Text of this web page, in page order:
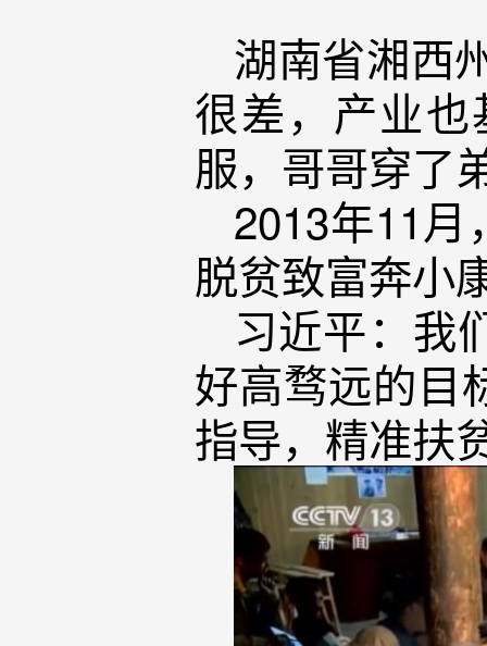
湖南省湘西
很差，产业
服，哥哥穿了
2013年11月
脱贫致富奔小
习近平：我
好高骛远的目
指导，精准扶